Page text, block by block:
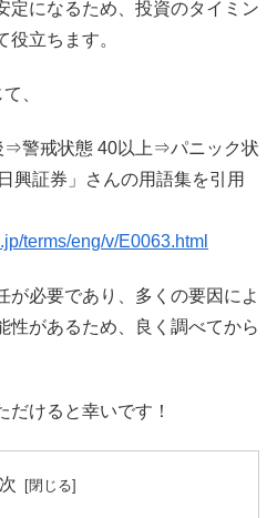
定になるため、投資のタイミン
立ちます。
、
警戒状態 40以上⇒パニック状
興証券」さんの用語集を引用
terms/eng/v/E0063.html
が必要であり、多くの要因によ
性があるため、良く調べてから
だけると幸いです！